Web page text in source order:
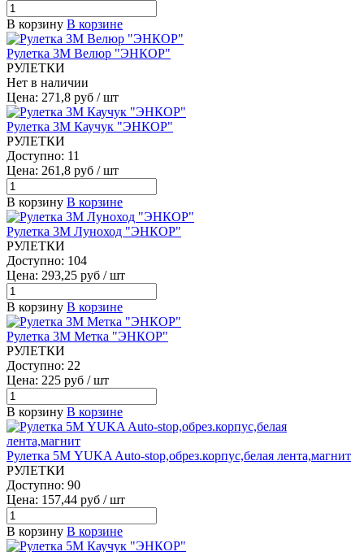
В корзину В корзине
Рулетка 3М Велюр "ЭНКОР"
РУЛЕТКИ
Нет в наличии
Цена: 271,8 руб / шт
Рулетка 3М Каучук "ЭНКОР"
РУЛЕТКИ
Доступно: 11
Цена: 261,8 руб / шт
В корзину В корзине
Рулетка 3М Луноход "ЭНКОР"
РУЛЕТКИ
Доступно: 104
Цена: 293,25 руб / шт
В корзину В корзине
Рулетка 3М Метка "ЭНКОР"
РУЛЕТКИ
Доступно: 22
Цена: 225 руб / шт
В корзину В корзине
Рулетка 5М YUKA Auto-stop,обрез.корпус,белая лента,магнит
РУЛЕТКИ
Доступно: 90
Цена: 157,44 руб / шт
В корзину В корзине